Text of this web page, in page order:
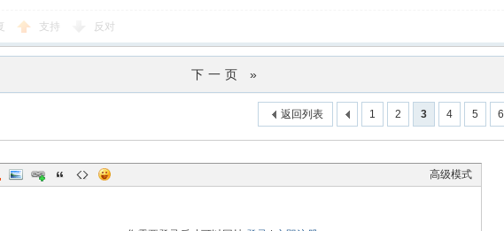
支持 反对
下一页 »
1 2 3 4 5 6
返回列表
高级模式